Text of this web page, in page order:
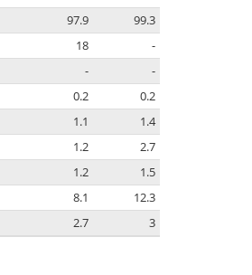
97.9
99.3
18
-
-
-
0.2
0.2
1.1
1.4
1.2
2.7
1.2
1.5
8.1
12.3
2.7 3